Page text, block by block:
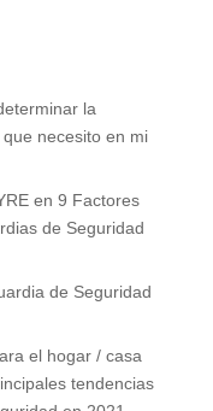
la
necesito en mi
en 9 Factores
de Seguridad
de Seguridad
el hogar / casa
tendencias